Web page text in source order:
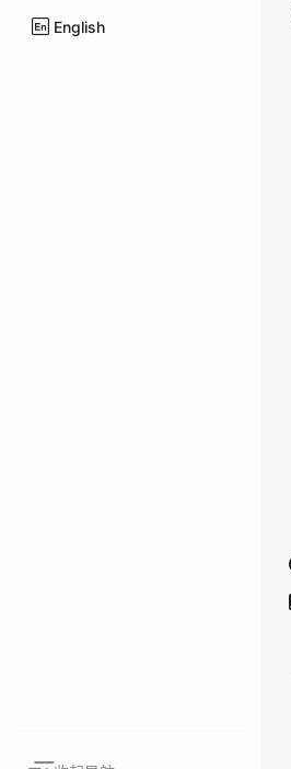
English